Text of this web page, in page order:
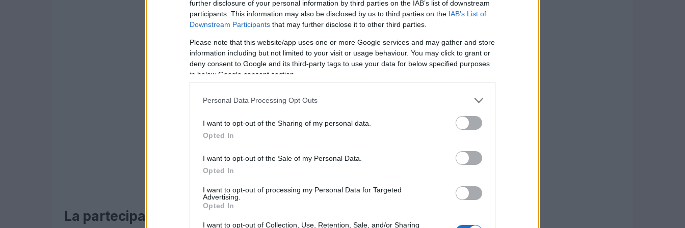
further disclosure of your personal information by third parties on the IAB’s list of downstream
participants. This information may also be disclosed by us to third parties on the IAB’s List of
Downstream Participants that may further disclose it to other third parties.
Please note that this website/app uses one or more Google services and may gather and store
information including but not limited to your visit or usage behaviour. You may click to grant or
deny consent to Google and its third-party tags to use your data for below specified purposes
in below Google consent section.
Personal Data Processing Opt Outs
I want to opt-out of the Sharing of my personal data.
Opted In
I want to opt-out of the Sale of my Personal Data.
Opted In
I want to opt-out of processing my Personal Data for Targeted
Advertising.
Opted In
I want to opt-out of Collection, Use, Retention, Sale, and/or Sharing
La partecipazione internazionale